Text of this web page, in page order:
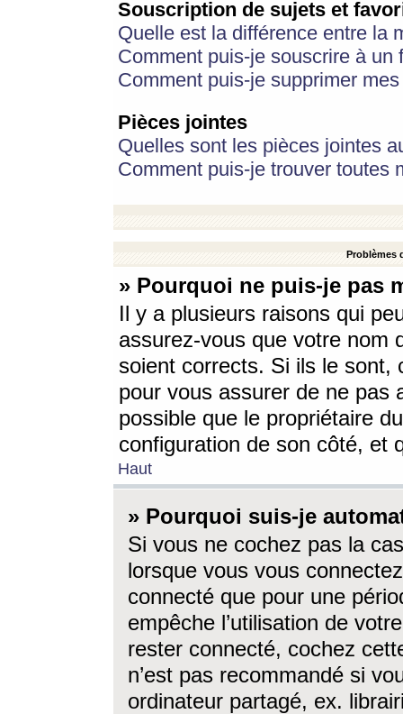
Souscription de sujets et
Quelle est la différence entre la
Comment puis-je souscrire à
Comment puis-je supprimer
Pièces jointes
Quelles sont les pièces jointes
Comment puis-je trouver toutes
Problèmes
» Pourquoi ne puis-je pas
Il y a plusieurs raisons qui
assurez-vous que votre nom
soient corrects. Si ils le sont,
pour vous assurer de ne pas
possible que le propriétaire
configuration de son côté, et
Haut
» Pourquoi suis-je
Si vous ne cochez pas la
lorsque vous vous
connecté que pour une
empêche l’utilisation de
rester connecté, cochez
n’est pas recommandé si
ordinateur partagé, ex.